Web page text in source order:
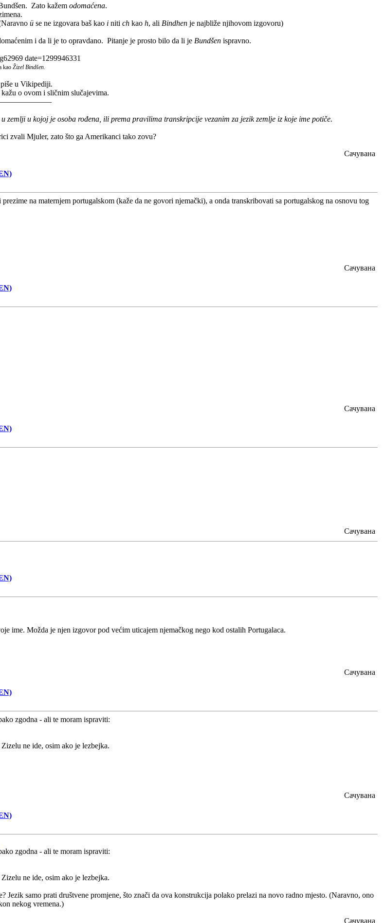
Zato kažem odomaćena.
ü se ne izgovara baš kao i niti ch kao h, ali Bindhen je najbliže njihovom izgovoru)
i da li je to opravdano. Pitanje je prosto bilo da li je Bundšen ispravno.
date=1299946331
kao Žizel Bindšen.
u Vikipediji.
o ovom i sličnim slučajevima.
zemlji u kojoj je osoba rođena, ili prema pravilima transkripcije vezanim za jezik zemlje iz koje ime potiče.
zvali Mjuler, zato što ga Amerikanci tako zovu?
Сачувана
na maternjem portugalskom (kaže da ne govori njemački), a onda transkribovati sa portugalskog na osnovu tog
Сачувана
Сачувана
Сачувана
ime. Možda je njen izgovor pod većim uticajem njemačkog nego kod ostalih Portugalaca.
Сачувана
zgodna - ali te moram ispraviti:
ne ide, osim ako je lezbejka.
Сачувана
zgodna - ali te moram ispraviti:
ne ide, osim ako je lezbejka.
Jezik samo prati društvene promjene, što znači da ova konstrukcija polako prelazi na novo radno mjesto. (Naravno, ono
nekog vremena.)
Сачувана